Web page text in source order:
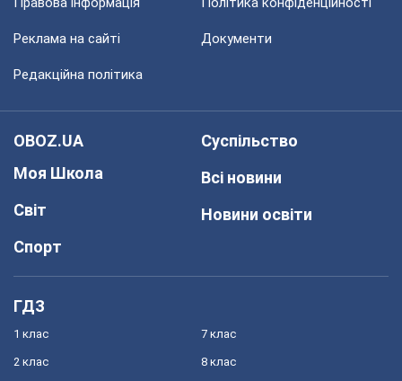
Реклама на сайті Документи
Редакційна політика
OBOZ.UA
Моя Школа
Світ
Спорт
Суспільство
Всі новини
Новини освіти
ГДЗ
1 клас
2 клас
7 клас
8 клас